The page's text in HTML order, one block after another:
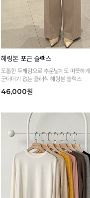
헤링본 포근 슬랙스
도톰한 두께감으로 추운날에도 따뜻하게
군더더기 없는 클래식 헤링본 슬랙스
46,000원